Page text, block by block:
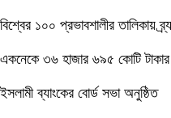
বিশ্বের ১০০ প্রভাবশালীর তালিকায়
একনেকে ৩৬ হাজার ৬৯৫ কোটি
ইসলামী ব্যাংকের বোর্ড সভা অনুষ্ঠিত